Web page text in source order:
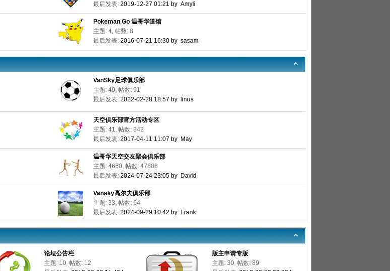
最后发表: 2019-12-27 01:21 by Amyli
Pokeman Go 温哥华道馆
主题: 4, 帖数: 8
最后发表: 2016-07-21 16:30 by sasam
VanSky足球俱乐部
主题: 49, 帖数: 91
最后发表: 2022-02-28 18:57 by linus
天空俱乐部官方活动专区
主题: 41, 帖数: 342
最后发表: 2017-04-11 11:07 by May
温哥华天空交友聚会俱乐部
主题: 4660, 帖数: 47888
最后发表: 2024-07-24 23:05 by David
Vansky高尔夫俱乐部
主题: 33, 帖数: 64
最后发表: 2024-09-29 10:42 by Frank
论坛公告栏
主题: 10, 帖数: 12
版主申请专版
主题: 30, 帖数: 89